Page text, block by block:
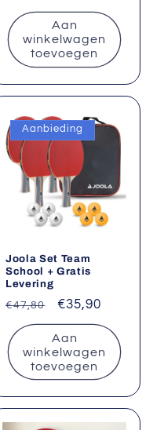
prijs
Aan
winkelwagen
toevoegen
Aanbieding
Joola Set Team
School + Gratis
Levering
Normale
prijs
€47,80 €35,90
Aan
winkelwagen
toevoegen